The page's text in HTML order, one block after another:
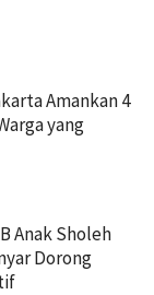
Amankan 4
yang
Anak Sholeh
Dorong